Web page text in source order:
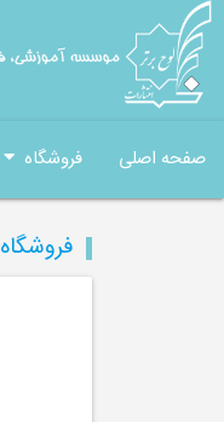
صفحه اصلی فروشگاه
فروشگاه